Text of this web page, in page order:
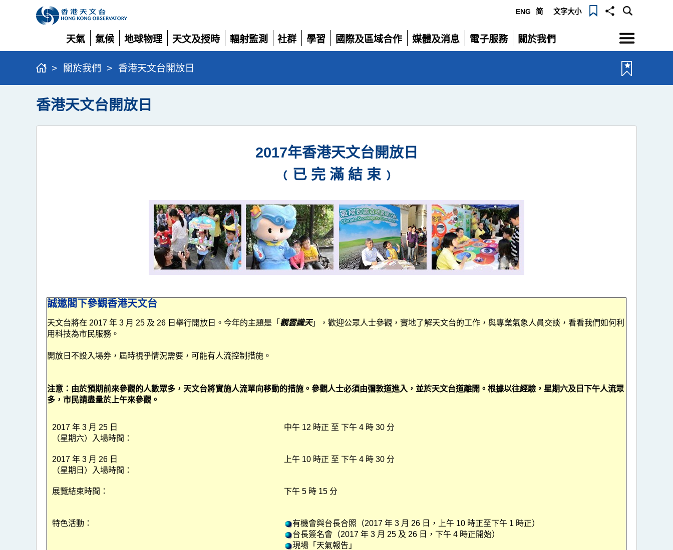
ENG 简 文字大小
天氣
展
開
氣候
展
開
地球物理
展
開
天文及授時
展
開
輻射監測
展
社群
展
學習
展
國際及區域合作
展
媒體及消息
展
電子服務
展
關於我們
展
選
單
> 關於我們 > 香港天文台開放日
香港天文台開放日
2017年香港天文台開放日
﹙已 完 滿 結 束﹚
誠邀閣下參觀香港天文台
天文台將在 2017 年 3 月 25 及 26 日舉行開放日。今年的主題是「 觀雲識天」，歡迎公眾人士參觀，實地了解天文台的工作，與專業氣象人員交談，看看我們如何利
用科技為市民服務。
開放日不設入場券，屆時視乎情況需要，可能有人流控制措施。
注意：由於預期前來參觀的人數眾多，天文台將實施人流單向移動的措施。參觀人士必須由彌敦道進入，並於天文台道離開。根據以往經驗，星期六及日下午人流眾
多，市民請盡量於上午來參觀。
2017 年 3 月 25 日
（星期六）入場時間：
中午 12 時正 至 下午 4 時 30 分
2017 年 3 月 26 日
（星期日）入場時間：
上午 10 時正 至 下午 4 時 30 分
展覽結束時間： 下午 5 時 15 分
特色活動：
有機會與台長合照（2017 年 3 月 26 日，上午 10 時正至下午 1 時正）
台長簽名會（2017 年 3 月 25 及 26 日，下午 4 時正開始）
現場「天氣報告」